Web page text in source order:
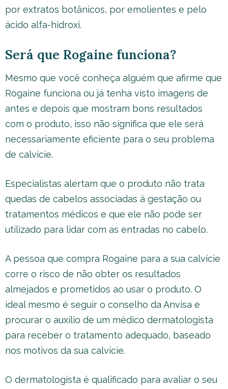
por extratos botânicos, por emolientes e pelo
ácido alfa-hidroxi.
Será que Rogaine funciona?
Mesmo que você conheça alguém que afirme que
Rogaine funciona ou já tenha visto imagens de
antes e depois que mostram bons resultados
com o produto, isso não significa que ele será
necessariamente eficiente para o seu problema
de calvície.
Especialistas alertam que o produto não trata
quedas de cabelos associadas à gestação ou
tratamentos médicos e que ele não pode ser
utilizado para lidar com as entradas no cabelo.
A pessoa que compra Rogaine para a sua calvície
corre o risco de não obter os resultados
almejados e prometidos ao usar o produto. O
ideal mesmo é seguir o conselho da Anvisa e
procurar o auxílio de um médico dermatologista
para receber o tratamento adequado, baseado
nos motivos da sua calvície.
O dermatologista é qualificado para avaliar o seu